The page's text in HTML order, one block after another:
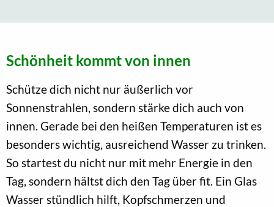
Schönheit kommt von innen
Schütze dich nicht nur äußerlich vor
Sonnenstrahlen, sondern stärke dich auch von
innen. Gerade bei den heißen Temperaturen ist es
besonders wichtig, ausreichend Wasser zu trinken.
So startest du nicht nur mit mehr Energie in den
Tag, sondern hältst dich den Tag über fit. Ein Glas
Wasser stündlich hilft, Kopfschmerzen und